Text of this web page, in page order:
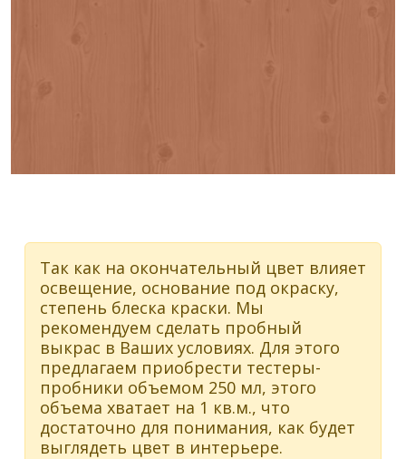
Так как на окончательный цвет влияет
освещение, основание под окраску,
степень блеска краски. Мы
рекомендуем сделать пробный
выкрас в Ваших условиях. Для этого
предлагаем приобрести тестеры-
пробники объемом 250 мл, этого
объема хватает на 1 кв.м., что
достаточно для понимания, как будет
выглядеть цвет в интерьере.